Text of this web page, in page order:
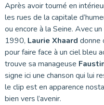
Après avoir tourné en
les rues de la capitale
ou encore à la Seine. Avec
1990, Laurie Xhaard donne
pour faire face à un ciel bleu
trouve sa manageuse
signe ici une chanson qui lui
le clip est en apparence
bien vers l’avenir.